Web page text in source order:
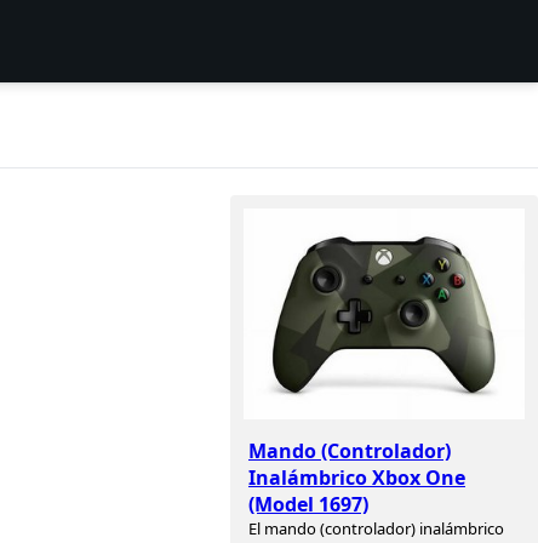
Mando (Controlador)
Inalámbrico Xbox One
(Model 1697)
El mando (controlador) inalámbrico